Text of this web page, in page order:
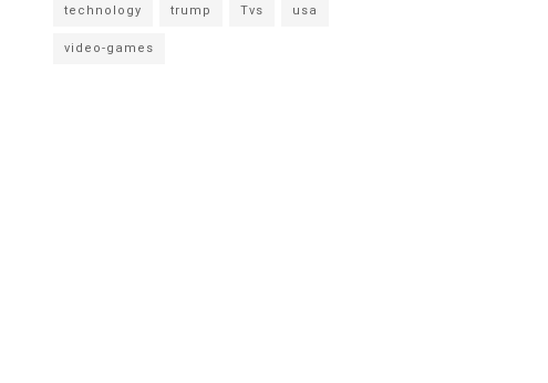
technology
trump Tvs
usa
video-games